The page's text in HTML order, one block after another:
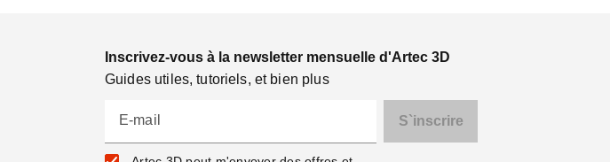
Inscrivez-vous à la newsletter mensuelle d'Artec 3D
Guides utiles, tutoriels, et bien plus
E-mail